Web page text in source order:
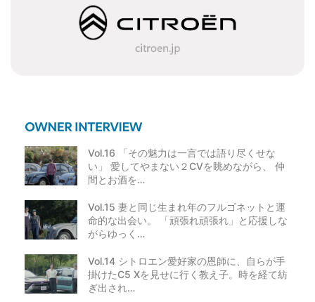
Vol.16 「その魅力は一言では語り尽くせな
い」 愛してやまない２CVを眺めながら、 仲
間とお酒を…
Vol.15 妻と同じ生まれ年のフルゴネットと運
命的な出会い。 「頑張れ頑張れ」と応援しな
がらゆっく…
Vol.14 シトロエン愛好家の恩師に、自らが手
掛けたC5 Xを見せに行く教え子。時を経て紡
ぎ出され…